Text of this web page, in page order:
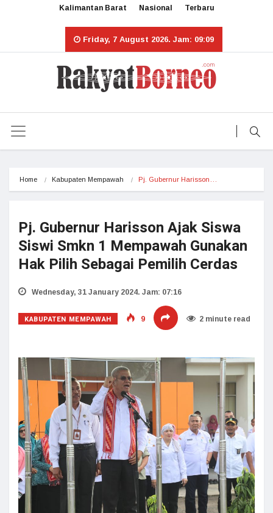
Kalimantan Barat Nasional Terbaru
Friday, 7 August 2026. Jam: 09:09
Home Kabupaten Mempawah Pj. Gubernur Harisson…
Pj. Gubernur Harisson Ajak Siswa
Siswi Smkn 1 Mempawah Gunakan
Hak Pilih Sebagai Pemilih Cerdas
Wednesday, 31 January 2024. Jam: 07:16
KABUPATEN MEMPAWAH 9 2 minute read